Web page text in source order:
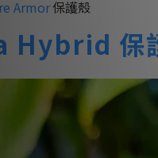
Armor保護殼
保